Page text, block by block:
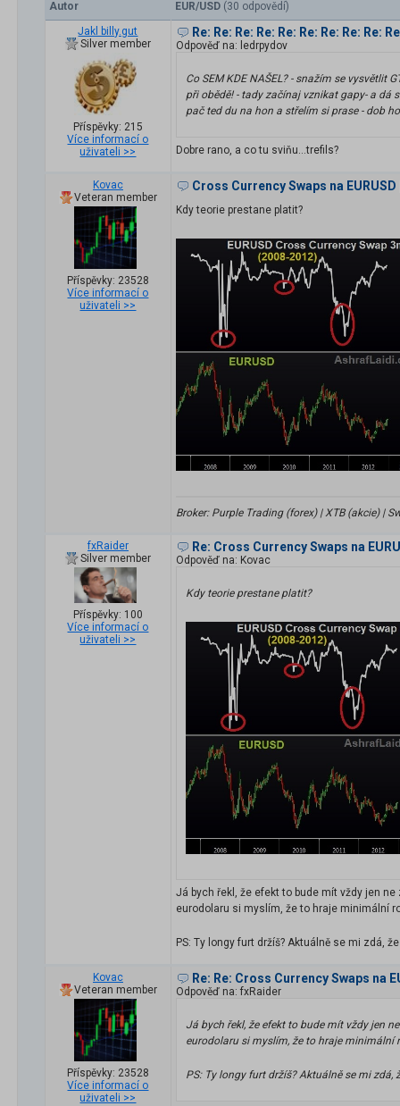
Autor EUR/USD (30 odpovědí)
Jakl billy.gut
Silver member
Příspěvky: 215
Více informací o
uživateli >>
Re: Re: Re: Re: Re: Re: Re: Re: Re:
Odpověď na: ledrpydov
Co SEM KDE NAŠEL? - snažím se vysvětlit
při obědě! - tady začínaj vznikat gapy- a dá
pač ted du na hon a střelím si prase - dob
Dobre rano, a co tu sviňu...trefils?
Kovac
Veteran member
Příspěvky: 23528
Více informací o
uživateli >>
Cross Currency Swaps na EURUSD
Kdy teorie prestane platit?
Broker: Purple Trading (forex) | XTB (akcie) |
fxRaider
Silver member
Příspěvky: 100
Více informací o
uživateli >>
Re: Cross Currency Swaps na
Odpověď na: Kovac
Kdy teorie prestane platit?
Já bych řekl, že efekt to bude mít vždy jen
eurodolaru si myslím, že to hraje minimální
PS: Ty longy furt držíš? Aktuálně se mi zdá,
Kovac
Veteran member
Příspěvky: 23528
Více informací o
uživateli >>
Re: Re: Cross Currency Swaps na
Odpověď na: fxRaider
Já bych řekl, že efekt to bude mít vždy jen
eurodolaru si myslím, že to hraje minimální
PS: Ty longy furt držíš? Aktuálně se mi